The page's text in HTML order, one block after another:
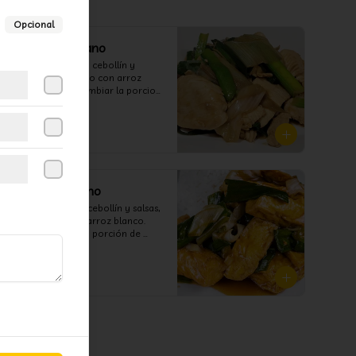
Pollo Mongoliano
Pollo Salteado con cebollín y
salsas, acompañado con arroz
blanco. (puedes cambiar la porcion
de arroz blanco por papas fritas o
Tofu Mongoliano
Tofu salteado con cebollín y salsas,
acompañado con arroz blanco.
(puedes cambiar la porción de
$7.800
Opcional